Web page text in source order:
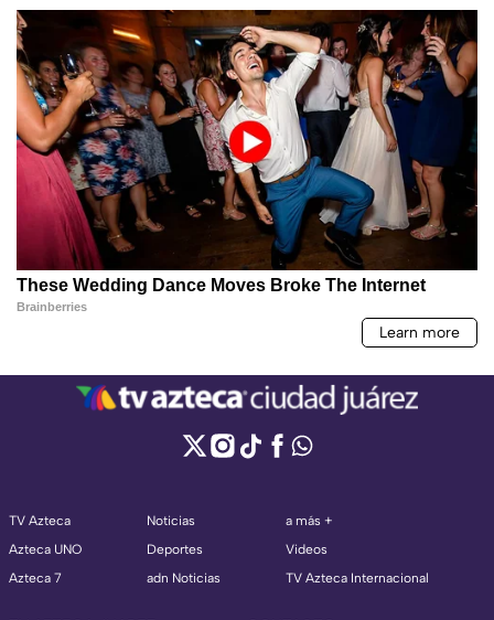
TV Azteca
Azteca UNO
Azteca 7
Noticias
Deportes
adn Noticias
a más +
Videos
TV Azteca Internacional